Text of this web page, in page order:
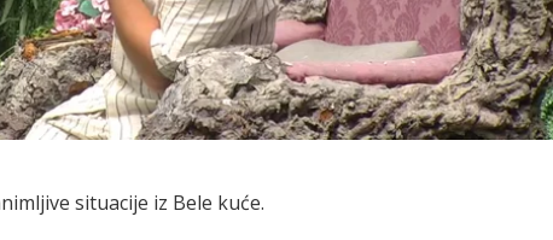
situacije iz Bele kuće.